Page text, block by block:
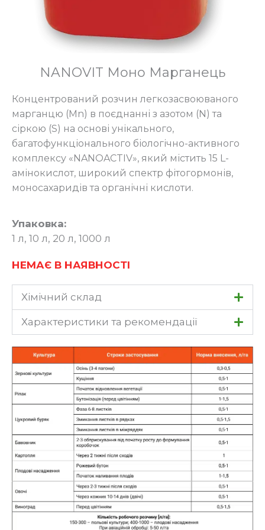
NANOVIT Моно Марганець
Концентрований розчин легкозасвоюваного
марганцю (Mn) в поєднанні з азотом (N) та
сіркою (S) на основі унікального,
багатофункціонального біологічно-активного
комплексу «NANOACTIV», який містить 15 L-
амінокислот, широкий спектр фітогормонів,
моносахаридів та органічні кислоти.
Упаковка:
1 л, 10 л, 20 л, 1000 л
НЕМАЄ В НАЯВНОСТІ
Хімічний склад
Характеристики та рекомендації